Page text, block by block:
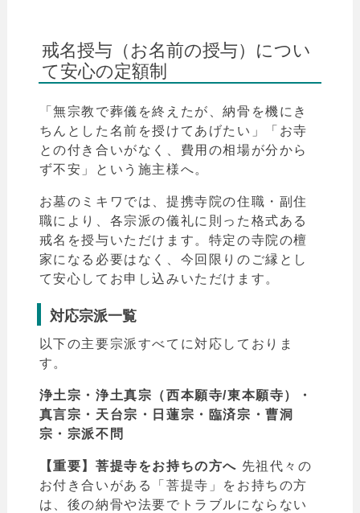
戒名授与（お名前の授与）につい
て安心の定額制
「無宗教で葬儀を終えたが、納骨を機にき
ちんとした名前を授けてあげたい」「お寺
との付き合いがなく、費用の相場が分から
ず不安」という施主様へ。
お墓のミキワでは、提携寺院の住職・副住
職により、各宗派の儀礼に則った格式ある
戒名を授与いただけます。特定の寺院の檀
家になる必要はなく、今回限りのご縁とし
て安心してお申し込みいただけます。
対応宗派一覧
以下の主要宗派すべてに対応しておりま
す。
浄土宗・浄土真宗（西本願寺/東本願寺）・
真言宗・天台宗・日蓮宗・臨済宗・曹洞
宗・宗派不問
【重要】菩提寺をお持ちの方へ 先祖代々の
お付き合いがある「菩提寺」をお持ちの方
は、後の納骨や法要でトラブルにならない